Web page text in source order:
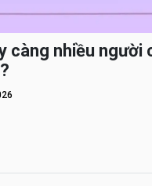
càng nhiều người